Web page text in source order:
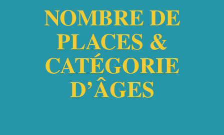
NOMBRE DE
PLACES &
CATÉGORIE
D’ÂGES